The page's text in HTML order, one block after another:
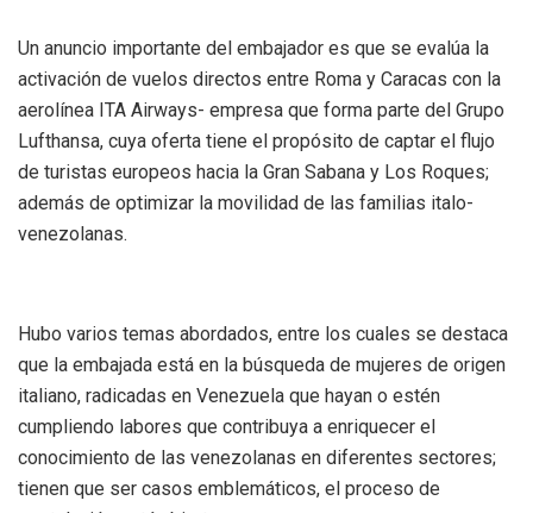
Un anuncio importante del embajador es que se evalúa la
activación de vuelos directos entre Roma y Caracas con la
aerolínea ITA Airways- empresa que forma parte del Grupo
Lufthansa, cuya oferta tiene el propósito de captar el flujo
de turistas europeos hacia la Gran Sabana y Los Roques;
además de optimizar la movilidad de las familias italo-
venezolanas.
Hubo varios temas abordados, entre los cuales se destaca
que la embajada está en la búsqueda de mujeres de origen
italiano, radicadas en Venezuela que hayan o estén
cumpliendo labores que contribuya a enriquecer el
conocimiento de las venezolanas en diferentes sectores;
tienen que ser casos emblemáticos, el proceso de